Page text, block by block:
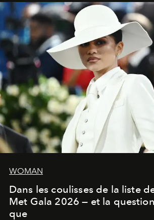
WOMAN
Dans les coulisses de la liste
Met Gala 2026 — et la
que